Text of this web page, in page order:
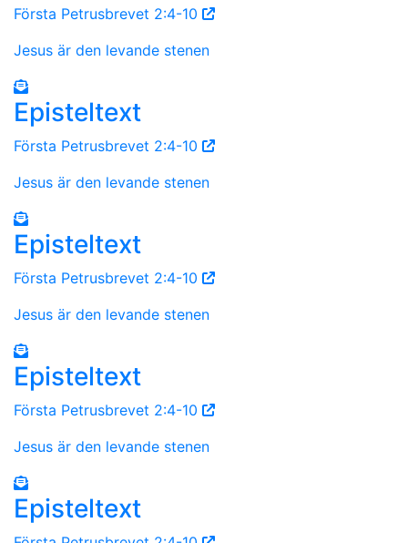
Första Petrusbrevet 2:4-10
Jesus är den levande stenen
Episteltext
Första Petrusbrevet 2:4-10
Jesus är den levande stenen
Episteltext
Första Petrusbrevet 2:4-10
Jesus är den levande stenen
Episteltext
Första Petrusbrevet 2:4-10
Jesus är den levande stenen
Episteltext